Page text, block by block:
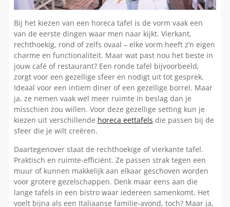
Bij het kiezen van een horeca tafel is de vorm vaak een
van de eerste dingen waar men naar kijkt. Vierkant,
rechthoekig, rond of zelfs ovaal – elke vorm heeft z’n eigen
charme en functionaliteit. Maar wat past nou het beste in
jouw café of restaurant? Een ronde tafel bijvoorbeeld,
zorgt voor een gezellige sfeer en nodigt uit tot gesprek.
Ideaal voor een intiem diner of een gezellige borrel. Maar
ja, ze nemen vaak wel meer ruimte in beslag dan je
misschien zou willen. Voor deze gezellige setting kun je
kiezen uit verschillende horeca eettafels die passen bij de
sfeer die je wilt creëren.
Daartegenover staat de rechthoekige of vierkante tafel.
Praktisch en ruimte-efficiënt. Ze passen strak tegen een
muur of kunnen makkelijk aan elkaar geschoven worden
voor grotere gezelschappen. Denk maar eens aan die
lange tafels in een bistro waar iedereen samenkomt. Het
voelt bijna als een Italiaanse familie-avond, toch? Maar ja,